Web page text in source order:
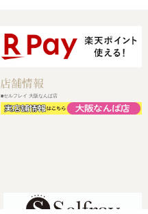
■セルフレイ 大阪なんば店